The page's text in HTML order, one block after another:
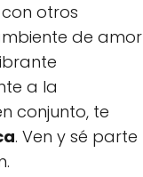
otros
de amor
a la
conjunto, te
. Ven y sé parte